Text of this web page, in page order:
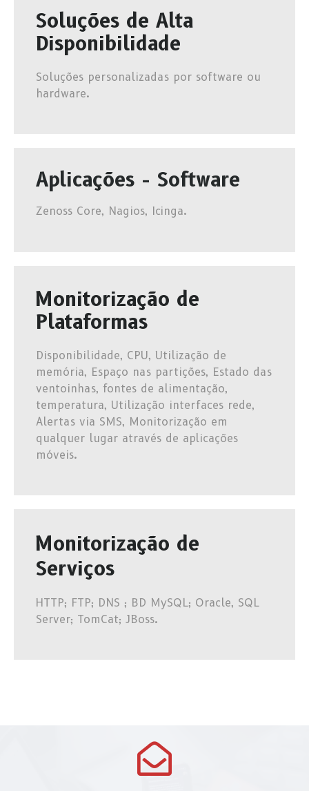
Soluções de Alta
Disponibilidade
Soluções personalizadas por software ou
hardware.
Aplicações - Software
Zenoss Core, Nagios, Icinga.
Monitorização de
Plataformas
Disponibilidade, CPU, Utilização de
memória, Espaço nas partições, Estado das
ventoinhas, fontes de alimentação,
temperatura, Utilização interfaces rede,
Alertas via SMS, Monitorização em
qualquer lugar através de aplicações
móveis.
Monitorização de
Serviços
HTTP; FTP; DNS ; BD MySQL; Oracle, SQL
Server; TomCat; JBoss.